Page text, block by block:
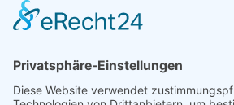
Unser Angebot
Shop
Datenschutz
Kontakt